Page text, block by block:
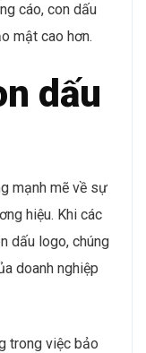
cáo, con dấu
mật cao hơn.
dấu
mạnh mẽ về sự
hiệu. Khi các
dấu logo, chúng
doanh nghiệp
trong việc bảo